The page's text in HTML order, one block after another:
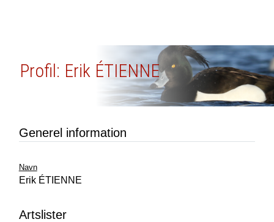
Profil: Erik ÉTIENNE
Generel information
Navn
Erik ÉTIENNE
Artslister